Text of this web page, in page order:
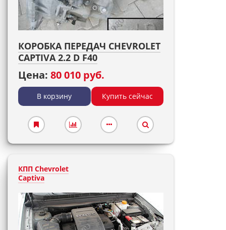
КОРОБКА ПЕРЕДАЧ CHEVROLET
CAPTIVA 2.2 D F40
Цена: 80 010 руб.
В корзину Купить сейчас
КПП Chevrolet
Captiva